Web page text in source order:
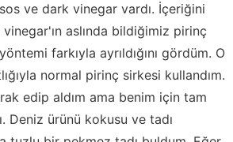
ve dark vinegar vardı. İçeriğini
aslında bildiğimiz pirinç
farkıyla ayrıldığını gördüm. O
normal pirinç sirkesi kullandım.
edip aldım ama benim için tam
Deniz ürünü kokusu ve tadı